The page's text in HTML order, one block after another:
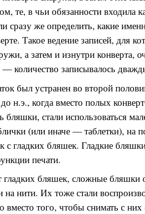
те, в чьи обязанности входила
сразу же определить, какие
Такое ведение записей, для
а затем и изнутри конверта,
количество записывалось
был устранен во второй
н.э., когда вместо полых
бляшки, стали использоваться
(или иначе — таблетки), на
с гладких бляшек. Гладкие
печати.
гладких бляшек, сложные
на нити. Их тоже стали
вместо того, чтобы снимать с